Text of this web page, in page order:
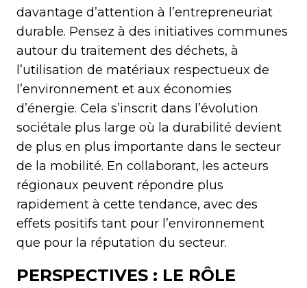
davantage d’attention à l’entrepreneuriat
durable. Pensez à des initiatives communes
autour du traitement des déchets, à
l’utilisation de matériaux respectueux de
l’environnement et aux économies
d’énergie. Cela s’inscrit dans l’évolution
sociétale plus large où la durabilité devient
de plus en plus importante dans le secteur
de la mobilité. En collaborant, les acteurs
régionaux peuvent répondre plus
rapidement à cette tendance, avec des
effets positifs tant pour l’environnement
que pour la réputation du secteur.
PERSPECTIVES : LE RÔLE